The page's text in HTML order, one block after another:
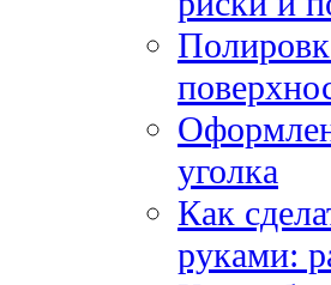
уголка
Как
руками: